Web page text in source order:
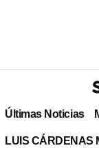
Últimas Noticias
LUIS CÁRDENAS